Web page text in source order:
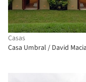
Casas
Casa Umbral / David